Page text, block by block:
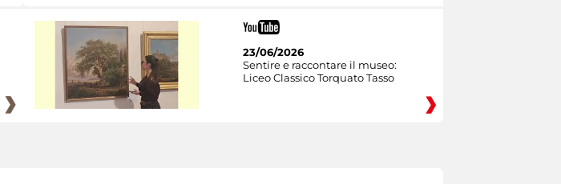
23/06/2026
Sentire e raccontare il museo:
Liceo Classico Torquato Tasso